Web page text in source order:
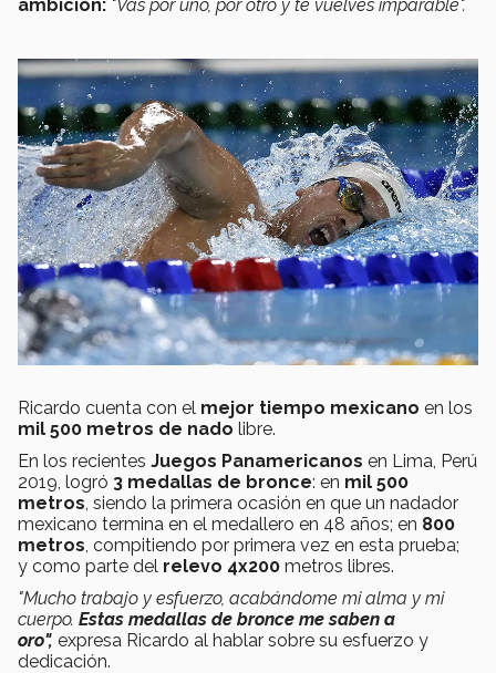
ambición: "Vas por uno, por otro y te vuelves imparable".
Ricardo cuenta con el mejor tiempo mexicano en los
mil 500 metros de nado libre.
En los recientes Juegos Panamericanos en Lima, Perú
2019, logró 3 medallas de bronce: en mil 500
metros, siendo la primera ocasión en que un nadador
mexicano termina en el medallero en 48 años; en 800
metros, compitiendo por primera vez en esta prueba;
y como parte del relevo 4x200 metros libres.
"Mucho trabajo y esfuerzo, acabándome mi alma y mi
cuerpo. Estas medallas de bronce me saben a
oro", expresa Ricardo al hablar sobre su esfuerzo y
dedicación.